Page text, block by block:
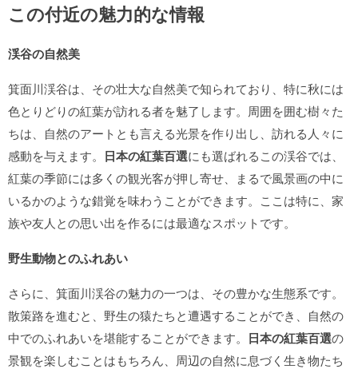
この付近の魅力的な情報
渓谷の自然美
箕面川渓谷は、その壮大な自然美で知られており、特に秋には
色とりどりの紅葉が訪れる者を魅了します。周囲を囲む樹々た
ちは、自然のアートとも言える光景を作り出し、訪れる人々に
感動を与えます。 日本の紅葉百選にも選ばれるこの渓谷では、
紅葉の季節には多くの観光客が押し寄せ、まるで風景画の中に
いるかのような錯覚を味わうことができます。ここは特に、家
族や友人との思い出を作るには最適なスポットです。
野生動物とのふれあい
さらに、箕面川渓谷の魅力の一つは、その豊かな生態系です。
散策路を進むと、野生の猿たちと遭遇することができ、自然の
中でのふれあいを堪能することができます。 日本の紅葉百選の
景観を楽しむことはもちろん、周辺の自然に息づく生き物たち